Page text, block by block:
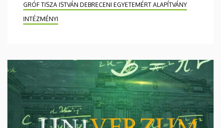
GRÓF TISZA ISTVÁN DEBRECENI EGYETEMÉRT ALAPÍTVÁNY
INTÉZMÉNYI